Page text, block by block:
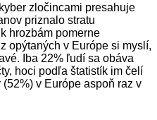
zločincami presahuje
priznalo stratu
hrozbám pomerne
opýtaných v Európe si myslí,
Iba 22% ľudí sa obáva
hoci podľa štatistík im čelí
v Európe aspoň raz v